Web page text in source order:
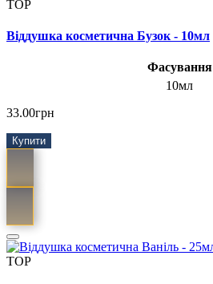
TOP
Віддушка косметична Бузок - 10мл
Фасування
10мл
33.00грн
Купити
TOP